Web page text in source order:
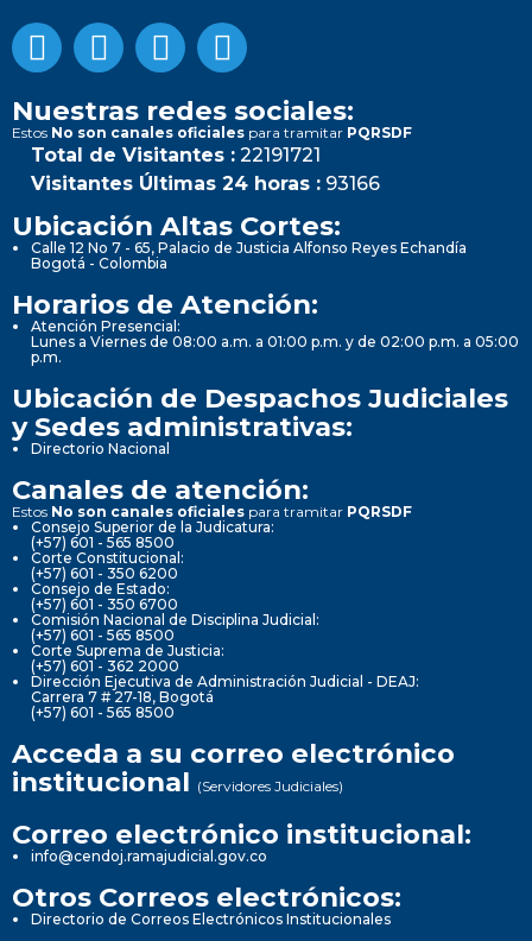
Nuestras redes sociales:
Estos No son canales oficiales para tramitar PQRSDF
Total de Visitantes : 22191721
Visitantes Últimas 24 horas : 93166
Ubicación Altas Cortes:
Calle 12 No 7 - 65, Palacio de Justicia Alfonso Reyes Echandía
Bogotá - Colombia
Horarios de Atención:
Atención Presencial:
Lunes a Viernes de 08:00 a.m. a 01:00 p.m. y de 02:00 p.m. a 05:00
p.m.
Ubicación de Despachos Judiciales
y Sedes administrativas:
Directorio Nacional
Canales de atención:
Estos No son canales oficiales para tramitar PQRSDF
Consejo Superior de la Judicatura:
(+57) 601 - 565 8500
Corte Constitucional:
(+57) 601 - 350 6200
Consejo de Estado:
(+57) 601 - 350 6700
Comisión Nacional de Disciplina Judicial:
(+57) 601 - 565 8500
Corte Suprema de Justicia:
(+57) 601 - 362 2000
Dirección Ejecutiva de Administración Judicial - DEAJ:
Carrera 7 # 27-18, Bogotá
(+57) 601 - 565 8500
Acceda a su correo electrónico
institucional (Servidores Judiciales)
Correo electrónico institucional:
info@cendoj.ramajudicial.gov.co
Otros Correos electrónicos:
Directorio de Correos Electrónicos Institucionales